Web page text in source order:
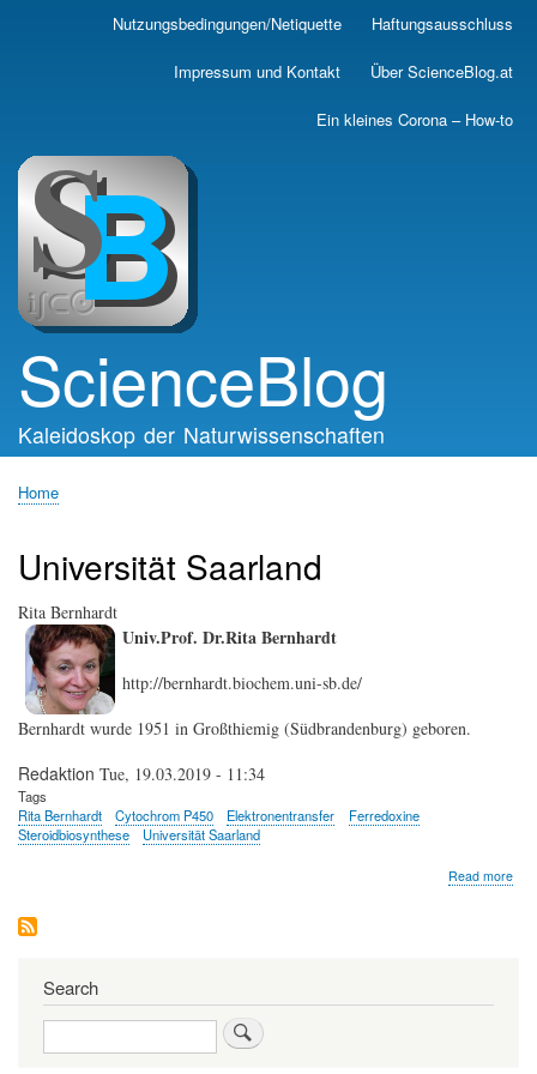
Skip
main
Nutzungsbedingungen/Netiquette Haftungsausschluss
Impressum und Kontakt Über ScienceBlog.at
Ein kleines Corona – How-to
ScienceBlog
Kaleidoskop der Naturwissenschaften
Home
Universität Saarland
Rita Bernhardt
Univ.Prof. Dr.Rita Bernhardt
http://bernhardt.biochem.uni-sb.de/
Bernhardt wurde 1951 in Großthiemig (Südbrandenburg) geboren.
Redaktion Tue, 19.03.2019 - 11:34
Tags
Rita Bernhardt
Cytochrom P450 Elektronentransfer
Ferredoxine
Steroidbiosynthese
Universität Saarland
Read more
Rita
Search
Search